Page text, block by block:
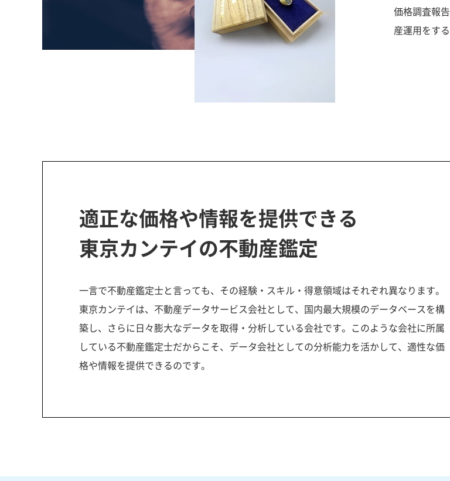
価格調査報
産運用をす
適正な価格や情報を提供できる
東京カンテイの不動産鑑定
一言で不動産鑑定士と言っても、その経験・スキル・得意領域はそれぞれ異なります。
東京カンテイは、不動産データサービス会社として、国内最大規模のデータベースを構
築し、さらに日々膨大なデータを取得・分析している会社です。このような会社に所属
している不動産鑑定士だからこそ、データ会社としての分析能力を活かして、適性な価
格や情報を提供できるのです。